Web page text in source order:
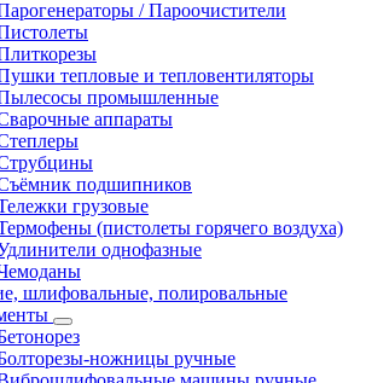
/ Пароочистители
тепловые и тепловентиляторы
промышленные
аппараты
подшипников
грузовые
(пистолеты горячего воздуха)
однофазные
шлифовальные, полировальные
ножницы ручные